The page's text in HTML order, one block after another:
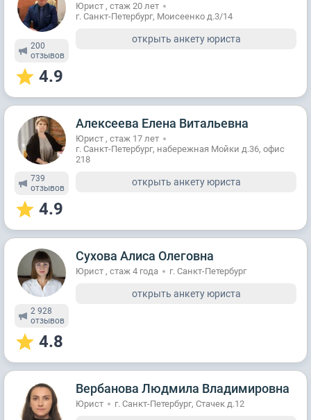
200
отзывов
4.9
Юрист , стаж 20 лет
г. Санкт-Петербург, Моисеенко д.3/14
открыть анкету юриста
739
отзывов
4.9
Алексеева Елена Витальевна
Юрист , стаж 17 лет
г. Санкт-Петербург, набережная Мойки д.36, офис
218
открыть анкету юриста
2 928
отзывов
4.8
Сухова Алиса Олеговна
Юрист , стаж 4 годa г. Санкт-Петербург
открыть анкету юриста
Вербанова Людмила Владимировна
Юрист г. Санкт-Петербург, Стачек д.12